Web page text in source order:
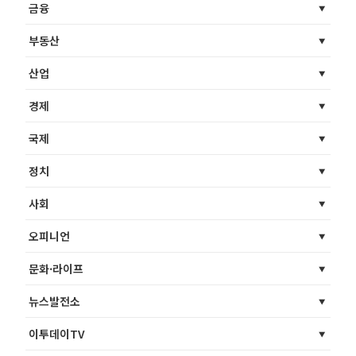
금융
부동산
산업
경제
국제
정치
사회
오피니언
문화·라이프
뉴스발전소
이투데이TV